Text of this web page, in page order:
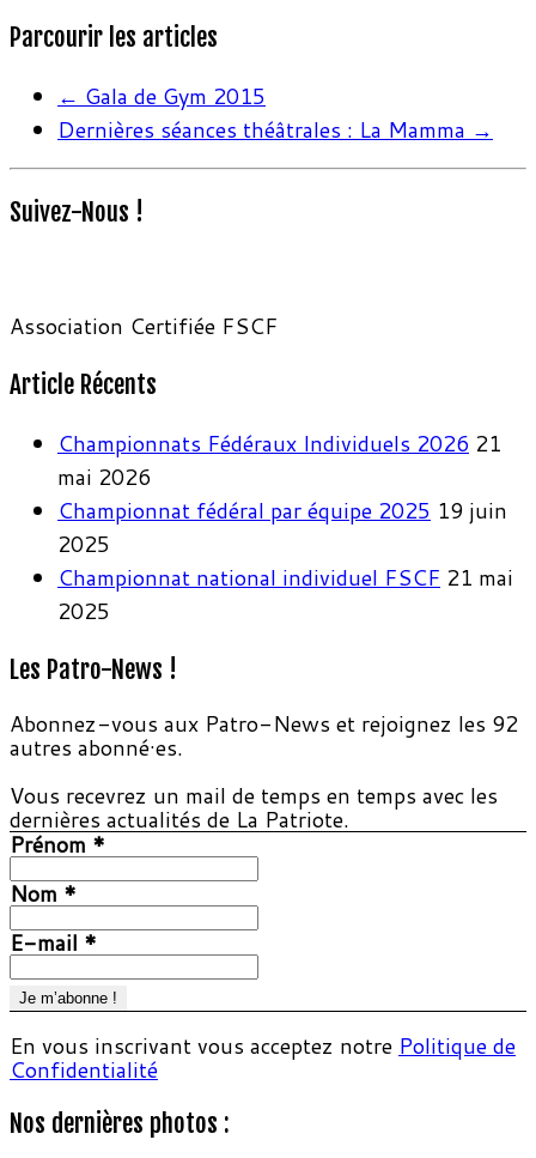
Parcourir les articles
← Gala de Gym 2015
Dernières séances théâtrales : La Mamma →
Suivez-Nous !
Association Certifiée FSCF
Article Récents
Championnats Fédéraux Individuels 2026 21
mai 2026
Championnat fédéral par équipe 2025 19 juin
2025
Championnat national individuel FSCF 21 mai
2025
Les Patro-News !
Abonnez-vous aux Patro-News et rejoignez les 92
autres abonné·es.
Vous recevrez un mail de temps en temps avec les
dernières actualités de La Patriote.
Prénom *
Nom *
E-mail *
En vous inscrivant vous acceptez notre Politique de
Confidentialité
Nos dernières photos :